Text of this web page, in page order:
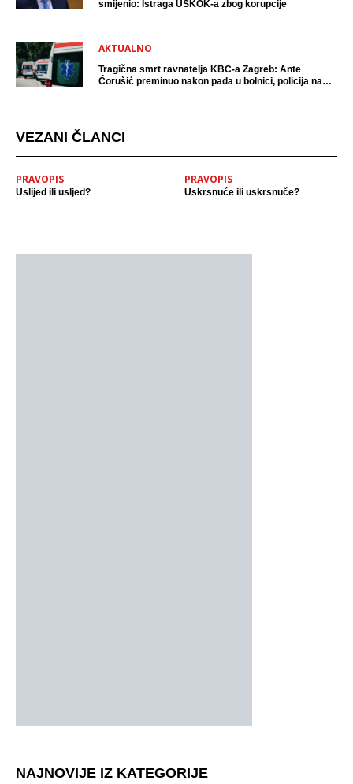
smijenio: Istraga USKOK-a zbog korupcije
AKTUALNO
Tragična smrt ravnatelja KBC-a Zagreb: Ante
Ćorušić preminuo nakon pada u bolnici, policija na
VEZANI ČLANCI
PRAVOPIS
Uslijed ili usljed?
PRAVOPIS
Uskrsnuće ili uskrsnuče?
NAJNOVIJE IZ KATEGORIJE